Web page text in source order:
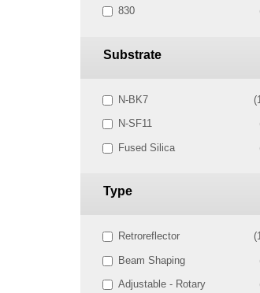
830
Substrate
N-BK7
N-SF11
Fused Silica
Type
Retroreflector
Beam Shaping
Adjustable - Rotary